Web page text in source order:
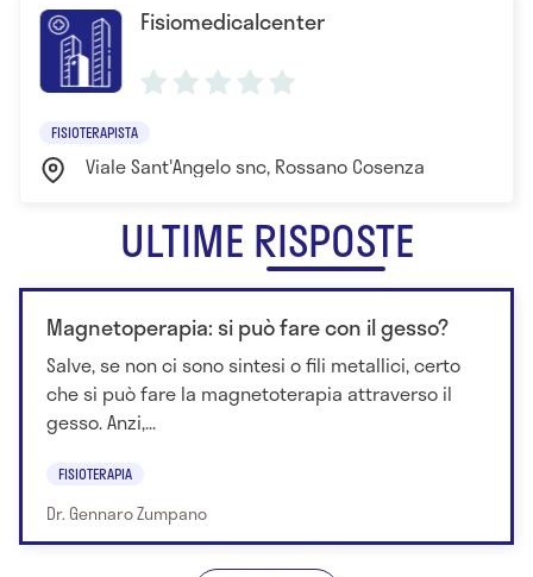
Fisiomedicalcenter
FISIOTERAPISTA
Viale Sant'Angelo snc, Rossano Cosenza
ULTIME RISPOSTE
Magnetoperapia: si può fare con il gesso?
Salve, se non ci sono sintesi o fili metallici, certo
che si può fare la magnetoterapia attraverso il
gesso. Anzi,...
FISIOTERAPIA
Dr. Gennaro Zumpano